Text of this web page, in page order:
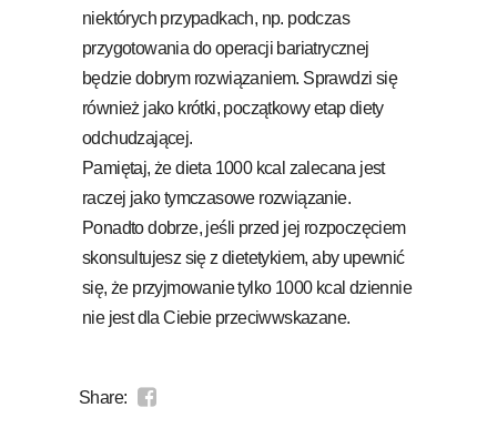
niektórych przypadkach, np. podczas
przygotowania do operacji bariatrycznej
będzie dobrym rozwiązaniem. Sprawdzi się
również jako krótki, początkowy etap diety
odchudzającej.
Pamiętaj, że dieta 1000 kcal zalecana jest
raczej jako tymczasowe rozwiązanie.
Ponadto dobrze, jeśli przed jej rozpoczęciem
skonsultujesz się z dietetykiem, aby upewnić
się, że przyjmowanie tylko 1000 kcal dziennie
nie jest dla Ciebie przeciwwskazane.
Share: